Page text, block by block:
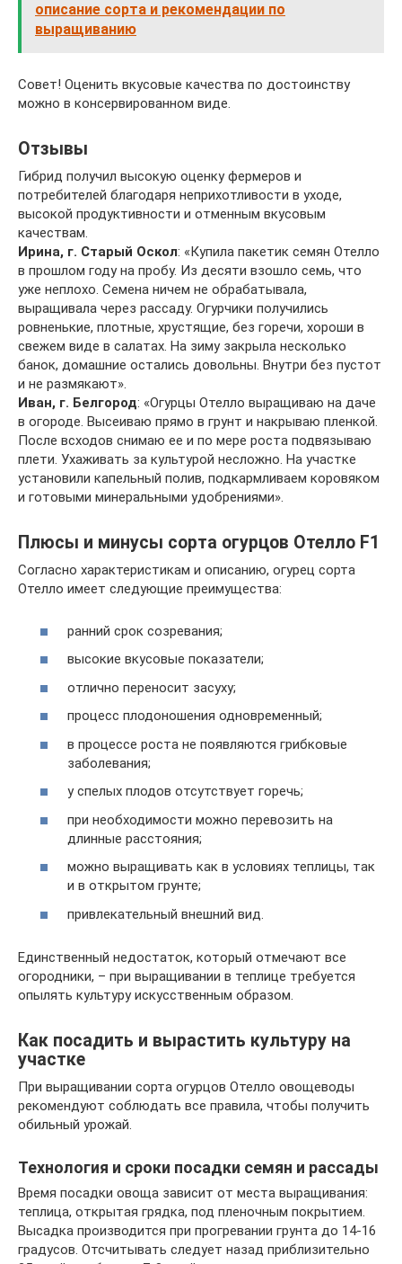
описание сорта и рекомендации по
выращиванию
Совет! Оценить вкусовые качества по достоинству
можно в консервированном виде.
Отзывы
Гибрид получил высокую оценку фермеров и
потребителей благодаря неприхотливости в уходе,
высокой продуктивности и отменным вкусовым
качествам.
Ирина, г. Старый Оскол: «Купила пакетик семян Отелло
в прошлом году на пробу. Из десяти взошло семь, что
уже неплохо. Семена ничем не обрабатывала,
выращивала через рассаду. Огурчики получились
ровненькие, плотные, хрустящие, без горечи, хороши в
свежем виде в салатах. На зиму закрыла несколько
банок, домашние остались довольны. Внутри без пустот
и не размякают».
Иван, г. Белгород: «Огурцы Отелло выращиваю на даче
в огороде. Высеиваю прямо в грунт и накрываю пленкой.
После всходов снимаю ее и по мере роста подвязываю
плети. Ухаживать за культурой несложно. На участке
установили капельный полив, подкармливаем коровяком
и готовыми минеральными удобрениями».
Плюсы и минусы сорта огурцов Отелло F1
Согласно характеристикам и описанию, огурец сорта
Отелло имеет следующие преимущества:
ранний срок созревания;
высокие вкусовые показатели;
отлично переносит засуху;
процесс плодоношения одновременный;
в процессе роста не появляются грибковые
заболевания;
у спелых плодов отсутствует горечь;
при необходимости можно перевозить на
длинные расстояния;
можно выращивать как в условиях теплицы, так
и в открытом грунте;
привлекательный внешний вид.
Единственный недостаток, который отмечают все
огородники, – при выращивании в теплице требуется
опылять культуру искусственным образом.
Как посадить и вырастить культуру на
участке
При выращивании сорта огурцов Отелло овощеводы
рекомендуют соблюдать все правила, чтобы получить
обильный урожай.
Технология и сроки посадки семян и рассады
Время посадки овоща зависит от места выращивания:
теплица, открытая грядка, под пленочным покрытием.
Высадка производится при прогревании грунта до 14-16
градусов. Отсчитывать следует назад приблизительно